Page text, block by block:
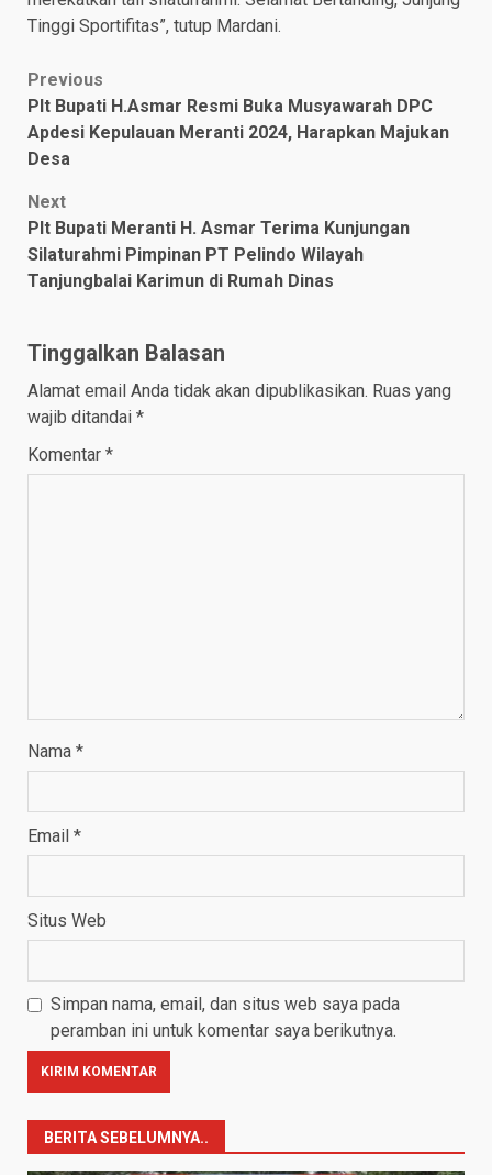
Tinggi Sportifitas”, tutup Mardani.
Post
navigation
Previous
Plt Bupati H.Asmar Resmi Buka Musyawarah DPC
Apdesi Kepulauan Meranti 2024, Harapkan Majukan
Desa
Next
Plt Bupati Meranti H. Asmar Terima Kunjungan
Silaturahmi Pimpinan PT Pelindo Wilayah
Tanjungbalai Karimun di Rumah Dinas
Tinggalkan Balasan
Alamat email Anda tidak akan dipublikasikan. Ruas yang
wajib ditandai *
Komentar *
Nama *
Email *
Situs Web
Simpan nama, email, dan situs web saya pada
peramban ini untuk komentar saya berikutnya.
BERITA SEBELUMNYA..